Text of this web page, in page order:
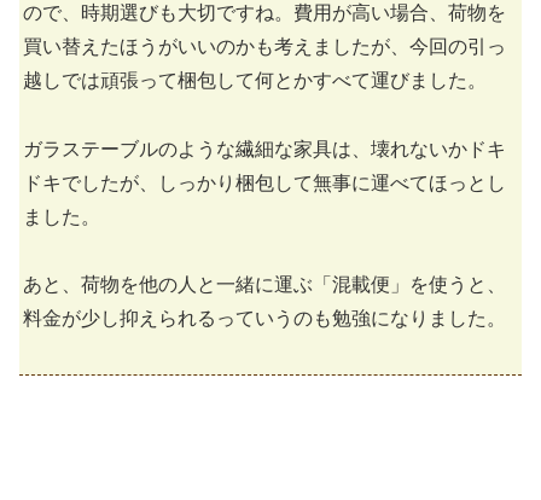
ので、時期選びも大切ですね。費用が高い場合、荷物を
買い替えたほうがいいのかも考えましたが、今回の引っ
越しでは頑張って梱包して何とかすべて運びました。
ガラステーブルのような繊細な家具は、壊れないかドキ
ドキでしたが、しっかり梱包して無事に運べてほっとし
ました。
あと、荷物を他の人と一緒に運ぶ「混載便」を使うと、
料金が少し抑えられるっていうのも勉強になりました。